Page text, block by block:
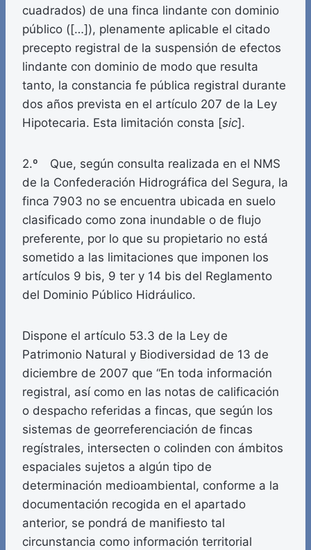
cuadrados) de una finca lindante con dominio
público ([…]), plenamente aplicable el citado
precepto registral de la suspensión de efectos
lindante con dominio de modo que resulta
tanto, la constancia fe pública registral durante
dos años prevista en el artículo 207 de la Ley
Hipotecaria. Esta limitación consta [sic].
2.º Que, según consulta realizada en el NMS
de la Confederación Hidrográfica del Segura, la
finca 7903 no se encuentra ubicada en suelo
clasificado como zona inundable o de flujo
preferente, por lo que su propietario no está
sometido a las limitaciones que imponen los
artículos 9 bis, 9 ter y 14 bis del Reglamento
del Dominio Público Hidráulico.
Dispone el artículo 53.3 de la Ley de
Patrimonio Natural y Biodiversidad de 13 de
diciembre de 2007 que “En toda información
registral, así como en las notas de calificación
o despacho referidas a fincas, que según los
sistemas de georreferenciación de fincas
regístrales, intersecten o colinden con ámbitos
espaciales sujetos a algún tipo de
determinación medioambiental, conforme a la
documentación recogida en el apartado
anterior, se pondrá de manifiesto tal
circunstancia como información territorial